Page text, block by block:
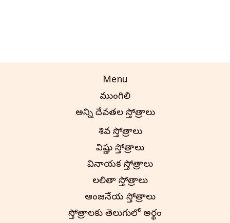
Menu
ముంగిలి
అన్ని దేవతల స్తోత్రాలు
శివ స్తోత్రాలు
విష్ణు స్తోత్రాలు
వినాయక స్తోత్రాలు
లలితా స్తోత్రాలు
ఆంజనేయ స్తోత్రాలు
స్తోత్రాలకు తెలుగులో అర్థం